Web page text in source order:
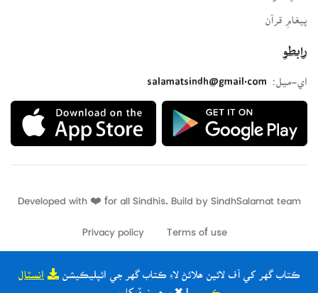
ڪتاب گهر کي آف لائين ھلائڻ لاءِ ڪتاب گهر جي ائپليڪيشن انسٽال
| ✖ ٻيھر نہ ڏيکاريو
پيغامِ قرآن
رابطو
اي-ميل:
salamatsindh@gmail.com
Developed with ❤️ for all Sindhis. Build by
Terms of use